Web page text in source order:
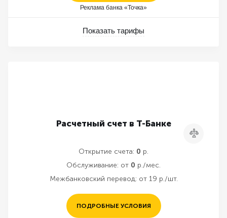
Реклама банка «Точка»
Показать тарифы
Расчетный счет в Т-Банке
Сравнить
Открытие счета: 0 р.
Обслуживание: от 0 р./мес.
Межбанковский перевод: от 19 р./шт.
ПОДРОБНЫЕ УСЛОВИЯ